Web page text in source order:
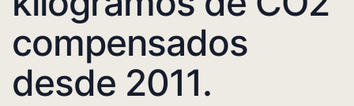
compensados
desde 2011.